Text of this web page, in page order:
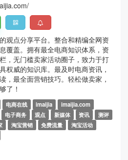
观点分享平台。整合和精编全网资
覆盖。拥有最全电商知识体系，资
，无门槛卖家活动圈子，致力于打
权威的知识库。最及时电商资讯，
，最全面营销技巧。轻松做卖家，
了！
电商在线 imaijia
imaijia.com
电子商务 观点 新媒体 资讯
测评
淘宝营销 免费流量
淘宝活动